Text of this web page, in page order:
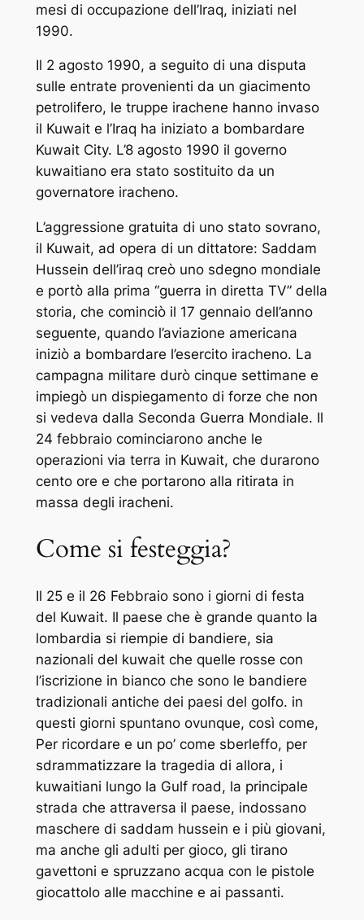
mesi di occupazione dell’Iraq, iniziati nel
1990.
Il 2 agosto 1990, a seguito di una disputa
sulle entrate provenienti da un giacimento
petrolifero, le truppe irachene hanno invaso
il Kuwait e l’Iraq ha iniziato a bombardare
Kuwait City. L’8 agosto 1990 il governo
kuwaitiano era stato sostituito da un
governatore iracheno.
L’aggressione gratuita di uno stato sovrano,
il Kuwait, ad opera di un dittatore: Saddam
Hussein dell’iraq creò uno sdegno mondiale
e portò alla prima “guerra in diretta TV” della
storia, che cominciò il 17 gennaio dell’anno
seguente, quando l’aviazione americana
iniziò a bombardare l’esercito iracheno. La
campagna militare durò cinque settimane e
impiegò un dispiegamento di forze che non
si vedeva dalla Seconda Guerra Mondiale. Il
24 febbraio cominciarono anche le
operazioni via terra in Kuwait, che durarono
cento ore e che portarono alla ritirata in
massa degli iracheni.
Come si festeggia?
Il 25 e il 26 Febbraio sono i giorni di festa
del Kuwait. Il paese che è grande quanto la
lombardia si riempie di bandiere, sia
nazionali del kuwait che quelle rosse con
l’iscrizione in bianco che sono le bandiere
tradizionali antiche dei paesi del golfo. in
questi giorni spuntano ovunque, così come,
Per ricordare e un po’ come sberleffo, per
sdrammatizzare la tragedia di allora, i
kuwaitiani lungo la Gulf road, la principale
strada che attraversa il paese, indossano
maschere di saddam hussein e i più giovani,
ma anche gli adulti per gioco, gli tirano
gavettoni e spruzzano acqua con le pistole
giocattolo alle macchine e ai passanti.